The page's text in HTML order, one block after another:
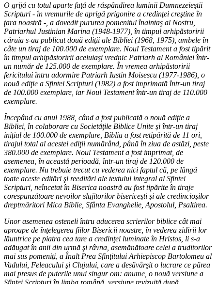
O grijă cu totul aparte faţă de răspândirea luminii Dumnezeieştii
Scripturi - în vremurile de aprigă prigonire a credinţei creştine în
ţara noastră -, a dovedit pururea pomenitul înaintaş al Nostru,
Patriarhul Justinian Marina (1948-1977), în timpul arhipăstoririi
căruia s-au publicat două ediţii ale Bibliei (1968, 1975), ambele în
câte un tiraj de 100.000 de exemplare. Noul Testament a fost tipărit
în timpul arhipăstoririi aceluiaşi vrednic Patriarh al României într-
un număr de 125.000 de exemplare. În vremea arhipăstoririi
fericitului întru adormire Patriarh Iustin Moisescu (1977-1986), o
nouă ediţie a Sfintei Scripturi (1982) a fost imprimată într-un tiraj
de 100.000 exemplare, iar Noul Testament într-un tiraj de 110.000
exemplare.
Începând cu anul 1988, când a fost publicată o nouă ediţie a
Bibliei, în colaborare cu Societăţile Biblice Unite şi într-un tiraj
iniţial de 100.000 de exemplare, Biblia a fost retipărită de 11 ori,
tirajul total al acestei ediţii numărând, până în ziua de astăzi, peste
380.000 de exemplare. Noul Testament a fost imprimat, de
asemenea, în această perioadă, într-un tiraj de 120.000 de
exemplare. Nu trebuie trecut cu vederea nici faptul că, pe lângă
toate aceste editări şi reeditări ale textului integral al Sfintei
Scripturi, neîncetat în Biserica noastră au fost tipărite în tiraje
corespunzătoare nevoilor slujitorilor bisericeşti şi ale credincioşilor
dreptmăritori Mica Biblie, Sfânta Evanghelie, Apostolul, Psaltirea.
Unor asemenea osteneli întru aducerea scrierilor biblice cât mai
aproape de înţelegerea fiilor Bisericii noastre, în vederea zidirii lor
lăuntrice pe piatra cea tare a credinţei luminate în Hristos, li s-a
adăugat în anii din urmă şi râvna, asemănătoare celei a truditorilor
mai sus pomeniţi, a Înalt Prea Sfinţitului Arhiepiscop Bartolomeu al
Vadului, Feleacului şi Clujului, care a desăvârşit o lucrare ce părea
mai presus de puterile unui singur om: anume, o nouă versiune a
Sfintei Scripturi în limba română, versiune revizuită după